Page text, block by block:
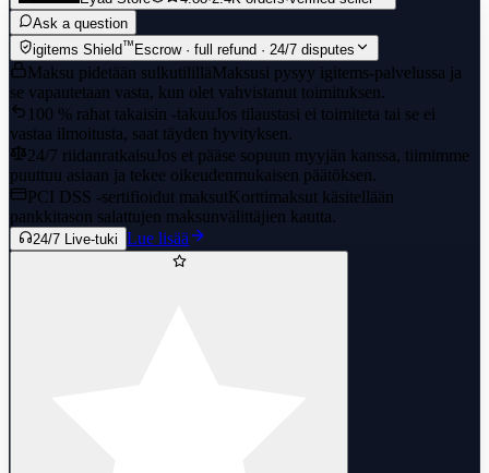
Ask a question
igitems Shield™Escrow · full refund · 24/7 disputes
Maksu pidetään sulkutililläMaksusi pysyy igitems-palvelussa ja
se vapautetaan vasta, kun olet vahvistanut toimituksen.
100 % rahat takaisin -takuu Jos tilaustasi ei toimiteta tai se ei
vastaa ilmoitusta, saat täyden hyvityksen.
24/7 riidanratkaisu Jos et pääse sopuun myyjän kanssa, tiimimme
puuttuu asiaan ja tekee oikeudenmukaisen päätöksen.
PCI DSS -sertifioidut maksutKorttimaksut käsitellään
pankkitason salattujen maksunvälittäjien kautta.
24/7 Live-tuki Lue lisää